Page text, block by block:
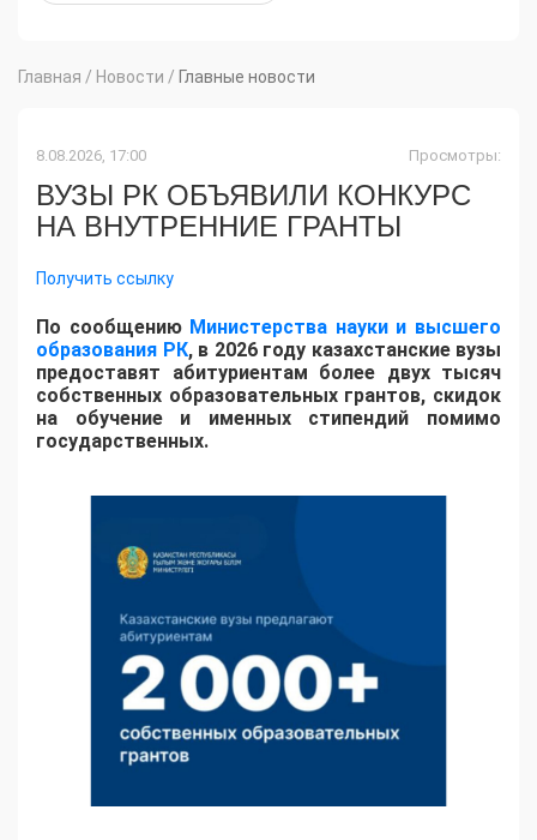
Главная / Новости / Главные новости
8.08.2026, 17:00 Просмотры:
ВУЗЫ РК ОБЪЯВИЛИ КОНКУРС
НА ВНУТРЕННИЕ ГРАНТЫ
Получить ссылку
По сообщению Министерства науки и высшего
образования РК, в 2026 году казахстанские вузы
предоставят абитуриентам более двух тысяч
собственных образовательных грантов, скидок
на обучение и именных стипендий помимо
государственных.